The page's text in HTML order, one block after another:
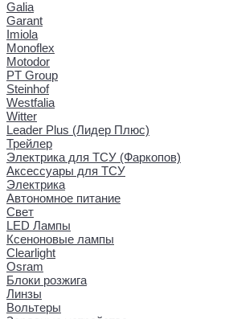
Galia
Garant
Imiola
Monoflex
Motodor
PT Group
Steinhof
Westfalia
Witter
Leader Plus (Лидер Плюс)
Трейлер
Электрика для ТСУ (Фаркопов)
Аксессуары для ТСУ
Электрика
Автономное питание
Свет
LED Лампы
Ксеноновые лампы
Clearlight
Osram
Блоки розжига
Линзы
Вольтеры